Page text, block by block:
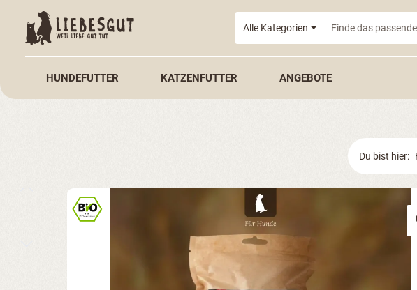
Zur Hauptnavigation springen
Alle Kategorien
HUNDEFUTTER KATZENFUTTER ANGEBOTE
Du bist hier:
Bildergalerie überspringen